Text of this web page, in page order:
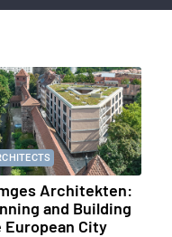
Architekten:
and Building
European City